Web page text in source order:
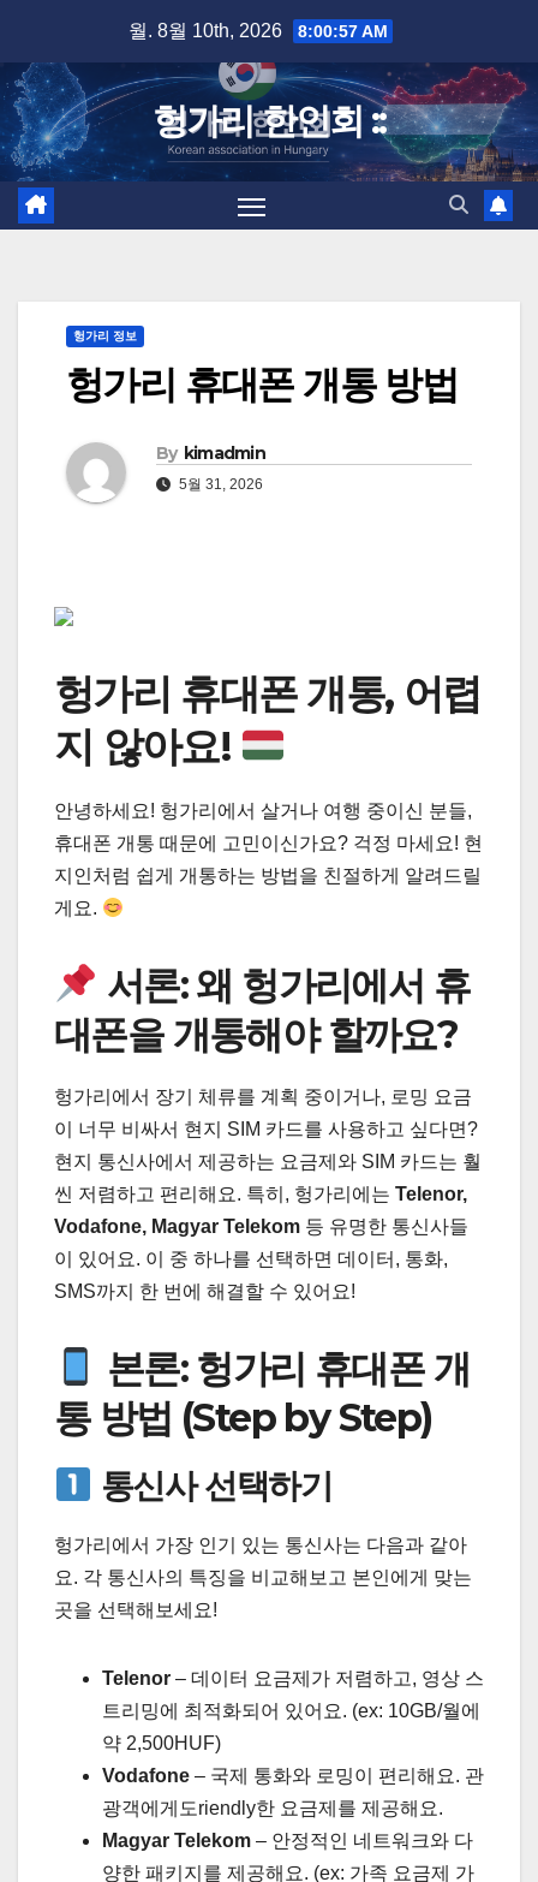
content
월. 8월 10th, 2026 8:00:58 AM
헝가리 한인회 ::
헝가리 정보
헝가리 휴대폰 개통 방법
By kimadmin
5월 31, 2026
헝가리 휴대폰 개통, 어렵
지 않아요!
안녕하세요! 헝가리에서 살거나 여행 중이신 분들,
휴대폰 개통 때문에 고민이신가요? 걱정 마세요! 현
지인처럼 쉽게 개통하는 방법을 친절하게 알려드릴
게요.
서론: 왜 헝가리에서 휴
대폰을 개통해야 할까요?
헝가리에서 장기 체류를 계획 중이거나, 로밍 요금
이 너무 비싸서 현지 SIM 카드를 사용하고 싶다면?
현지 통신사에서 제공하는 요금제와 SIM 카드는 훨
씬 저렴하고 편리해요. 특히, 헝가리에는 Telenor,
Vodafone, Magyar Telekom 등 유명한 통신사들
이 있어요. 이 중 하나를 선택하면 데이터, 통화,
SMS까지 한 번에 해결할 수 있어요!
본론: 헝가리 휴대폰 개
통 방법 (Step by Step)
통신사 선택하기
헝가리에서 가장 인기 있는 통신사는 다음과 같아
요. 각 통신사의 특징을 비교해보고 본인에게 맞는
곳을 선택해보세요!
Telenor – 데이터 요금제가 저렴하고, 영상 스
트리밍에 최적화되어 있어요. (ex: 10GB/월에
약 2,500HUF)
Vodafone – 국제 통화와 로밍이 편리해요. 관
광객에게도riendly한 요금제를 제공해요.
Magyar Telekom – 안정적인 네트워크와 다
양한 패키지를 제공해요. (ex: 가족 요금제 가